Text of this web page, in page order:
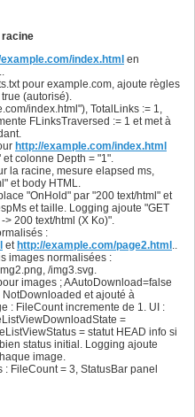
racine
index.html en
..
pour example.com, ajoute règles
(autorisé).
index.html"), TotalLinks := 1,
FLinksTraversed := 1 et met à
http://example.com/index.html
colonne Depth = "1".
la racine, mesure elapsed ms,
et body HTML.
"OnHold" par "200 text/html" et
et taille. Logging ajoute "GET
-> 200 text/html (X Ko)".
:
et http://example.com/page2.html ..
images normalisées :
/img3.svg.
images ; AAutoDownload=false
et ajouté à
: FileCount incremente de 1. UI :
=
= statut HEAD info si
status initial. Logging ajoute
image.
FileCount = 3, StatusBar panel